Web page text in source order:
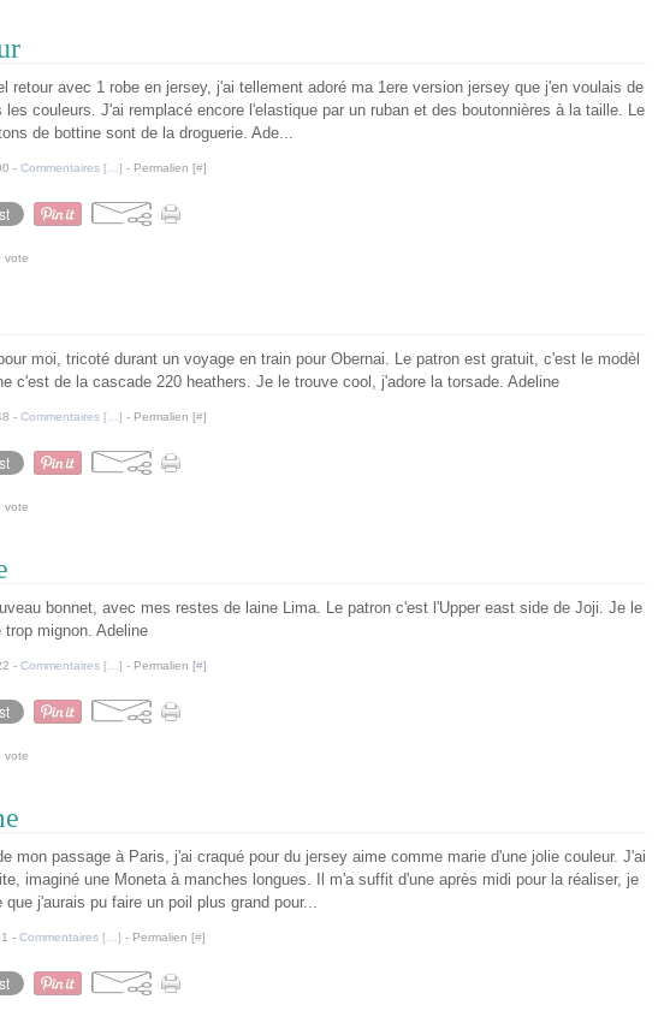
retour avec 1 robe en jersey, j'ai tellement adoré ma 1ere version jersey que j'en voulais de
les couleurs. J'ai remplacé encore l'elastique par un ruban et des boutonnières à la taille. Le
de bottine sont de la droguerie. Ade...
- Commentaires [ ] - Permalien [#]
vote
moi, tricoté durant un voyage en train pour Obernai. Le patron est gratuit, c'est le modèl
c'est de la cascade 220 heathers. Je le trouve cool, j'adore la torsade. Adeline
- Commentaires [ ] - Permalien [#]
vote
bonnet, avec mes restes de laine Lima. Le patron c'est l'Upper east side de Joji. Je le
trop mignon. Adeline
- Commentaires [ ] - Permalien [#]
vote
mon passage à Paris, j'ai craqué pour du jersey aime comme marie d'une jolie couleur. J'ai
imaginé une Moneta à manches longues. Il m'a suffit d'une après midi pour la réaliser, je
que j'aurais pu faire un poil plus grand pour...
- Commentaires [ ] - Permalien [#]